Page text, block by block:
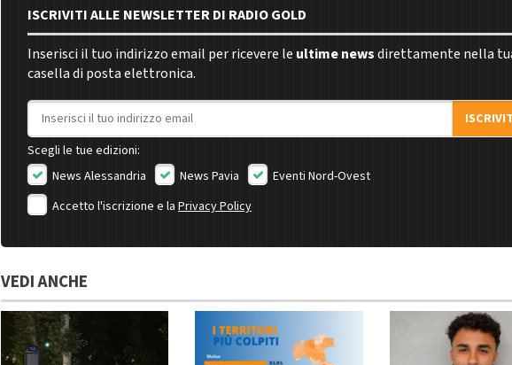
ISCRIVITI ALLE NEWSLETTER DI RADIO GOLD
Inserisci il tuo indirizzo email per ricevere le ultime newsdirettamente nella
casella di posta elettronica.
Indirizzo email
Scegli le tue edizioni:
News Alessandria
News Pavia
Eventi Nord-Ovest
Accetto l'iscrizione e la Privacy Policy
VEDI ANCHE